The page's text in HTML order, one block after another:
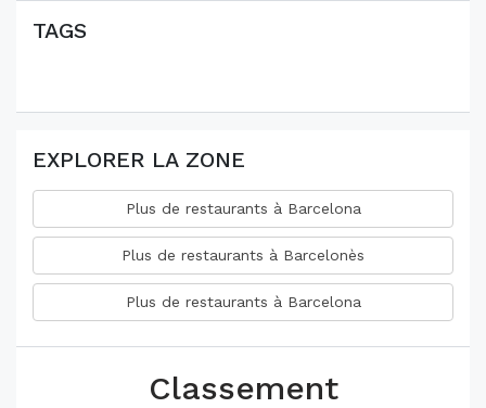
TAGS
EXPLORER LA ZONE
Plus de restaurants à Barcelona
Plus de restaurants à Barcelonès
Plus de restaurants à Barcelona
Classement